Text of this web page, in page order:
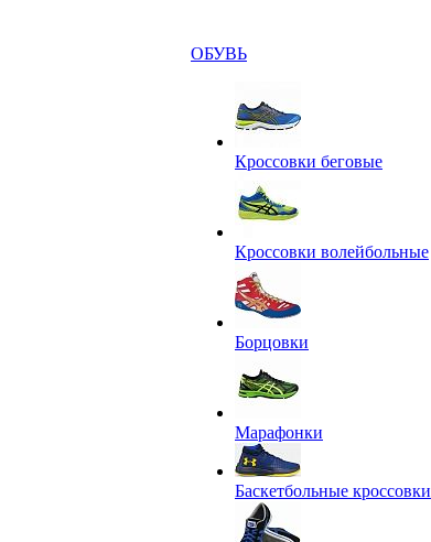
ОБУВЬ
Кроссовки беговые
Кроссовки волейбольные
Борцовки
Марафонки
Баскетбольные кроссовки